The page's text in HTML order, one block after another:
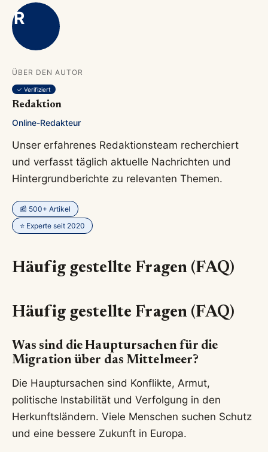
R
ÜBER DEN AUTOR
✓ Verifiziert
Redaktion
Online-Redakteur
Unser erfahrenes Redaktionsteam recherchiert
und verfasst täglich aktuelle Nachrichten und
Hintergrundberichte zu relevanten Themen.
📰 500+ Artikel
⭐ Experte seit 2020
Häufig gestellte Fragen (FAQ)
Häufig gestellte Fragen (FAQ)
Was sind die Hauptursachen für die
Migration über das Mittelmeer?
Die Hauptursachen sind Konflikte, Armut,
politische Instabilität und Verfolgung in den
Herkunftsländern. Viele Menschen suchen Schutz
und eine bessere Zukunft in Europa.